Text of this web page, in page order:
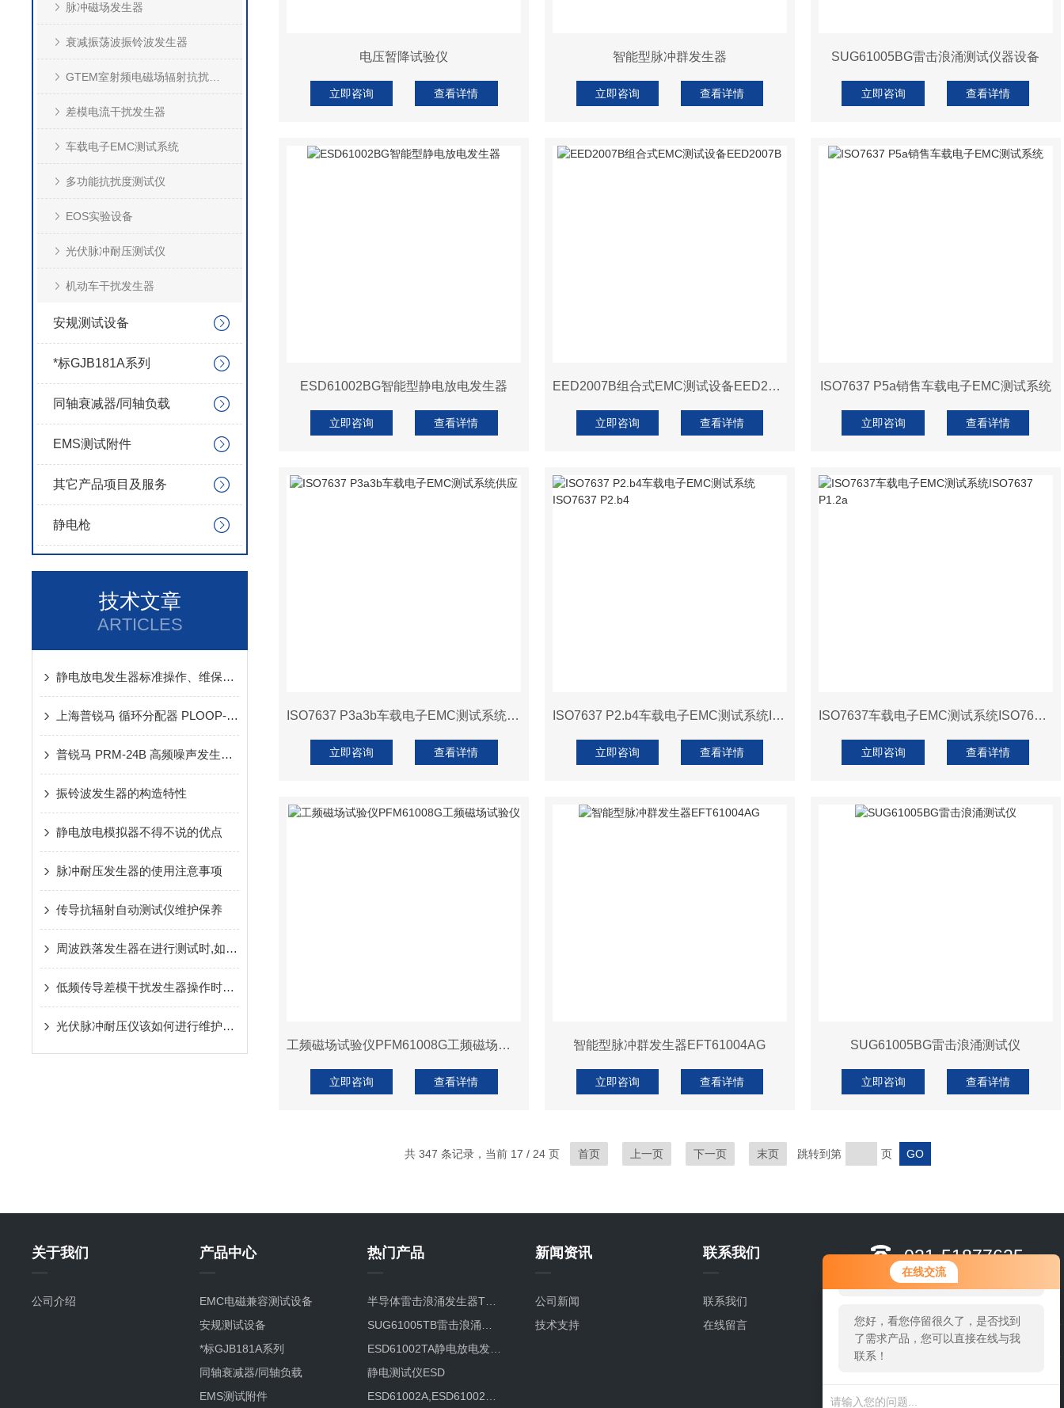
在线交流
您好！欢迎前来咨询，很高兴为您
服务，请问您要咨询什么问题呢？
您好，看您停留很久了，是否找到
了需求产品，您可以直接在线与我
联系！
脉冲磁场发生器
衰减振荡波振铃波发生器
差模电流干扰发生器
车载电子EMC测试系统
多功能抗扰度测试仪
EOS实验设备
光伏脉冲耐压测试仪
机动车干扰发生器
安规测试设备
*标GJB181A系列
同轴衰减器/同轴负载
EMS测试附件
其它产品项目及服务
静电枪
技术文章
ARTICLES
静电放电发生器标准操作、维保规范及安全注意事项全解
上海普锐马 循环分配器 PLOOP-V10-10
普锐马 PRM-24B 高频噪声发生器功能大全
振铃波发生器的构造特性
静电放电模拟器不得不说的优点
脉冲耐压发生器的使用注意事项
传导抗辐射自动测试仪维护保养
周波跌落发生器在进行测试时,如果有异常情况出现应该怎么办
低频传导差模干扰发生器操作时需要注意哪些安全事项
光伏脉冲耐压仪该如何进行维护保养
电压暂降试验仪
立即咨询 查看详情
智能型脉冲群发生器
立即咨询 查看详情
SUG61005BG雷击浪涌测试仪器设备
立即咨询 查看详情
ESD61002BG智能型静电放电发生器
立即咨询 查看详情
EED2007B组合式EMC测试设备EED2007B
立即咨询 查看详情
ISO7637 P5a销售车载电子EMC测试系统
立即咨询 查看详情
ISO7637 P3a3b车载电子EMC测试系统供应
立即咨询 查看详情
ISO7637 P2.b4车载电子EMC测试系统ISO7637 P2.b4
立即咨询 查看详情
ISO7637车载电子EMC测试系统ISO7637 P1.2a
立即咨询 查看详情
工频磁场试验仪PFM61008G工频磁场试验仪
立即咨询 查看详情
智能型脉冲群发生器EFT61004AG
立即咨询 查看详情
SUG61005BG雷击浪涌测试仪
立即咨询 查看详情
共 347 条记录，当前 17 / 24 页 首页 上一页 下一页 末页 跳转到第 页
关于我们
公司介绍
产品中心
EMC电磁兼容测试设备
安规测试设备
*标GJB181A系列
同轴衰减器/同轴负载
EMS测试附件
热门产品
半导体雷击浪涌发生器TVS8/20TC
ESD61002TA静电放电发生器
静电测试仪ESD
新闻资讯
公司新闻
技术支持
联系我们
联系我们
在线留言
021-51877625-
8628